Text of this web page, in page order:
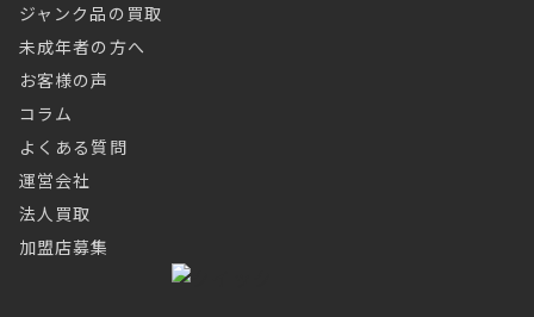
ジャンク品の買取
未成年者の方へ
お客様の声
コラム
よくある質問
運営会社
法人買取
加盟店募集